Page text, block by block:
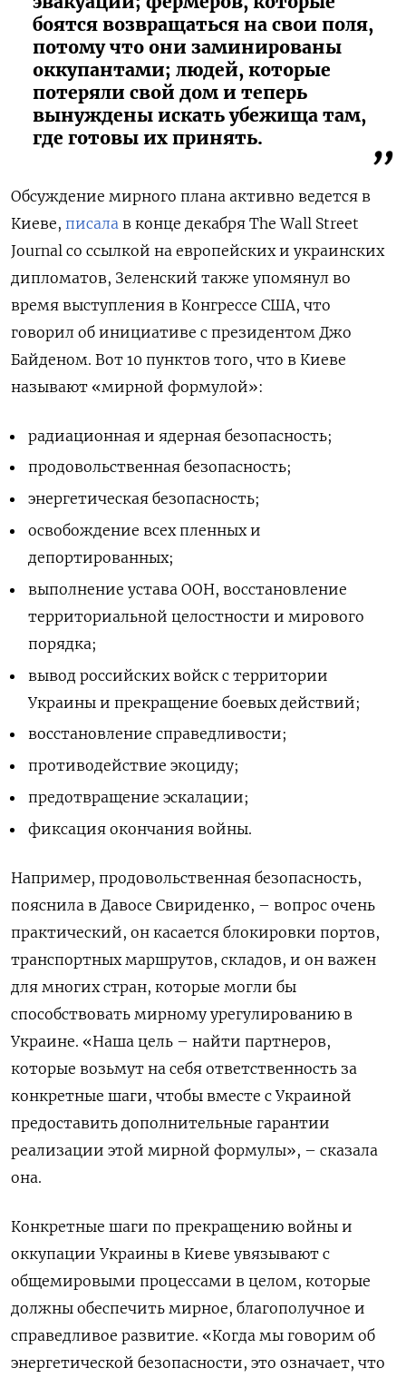
боятся возвращаться на свои поля,
потому что они заминированы
оккупантами; людей, которые
потеряли свой дом и теперь
вынуждены искать убежища там,
где готовы их принять.
Обсуждение мирного плана активно ведется в
Киеве, писала в конце декабря The Wall Street
Journal со ссылкой на европейских и украинских
дипломатов, Зеленский также упомянул во
время выступления в Конгрессе США, что
говорил об инициативе с президентом Джо
Байденом. Вот 10 пунктов того, что в Киеве
называют «мирной формулой»:
радиационная и ядерная безопасность;
продовольственная безопасность;
энергетическая безопасность;
освобождение всех пленных и
депортированных;
выполнение устава ООН, восстановление
территориальной целостности и мирового
порядка;
вывод российских войск с территории
Украины и прекращение боевых действий;
восстановление справедливости;
противодействие экоциду;
предотвращение эскалации;
фиксация окончания войны.
Например, продовольственная безопасность,
пояснила в Давосе Свириденко, – вопрос очень
практический, он касается блокировки портов,
транспортных маршрутов, складов, и он важен
для многих стран, которые могли бы
способствовать мирному урегулированию в
Украине. «Наша цель – найти партнеров,
которые возьмут на себя ответственность за
конкретные шаги, чтобы вместе с Украиной
предоставить дополнительные гарантии
реализации этой мирной формулы», – сказала
она.
Конкретные шаги по прекращению войны и
оккупации Украины в Киеве увязывают с
общемировыми процессами в целом, которые
должны обеспечить мирное, благополучное и
справедливое развитие. «Когда мы говорим об
энергетической безопасности, это означает, что